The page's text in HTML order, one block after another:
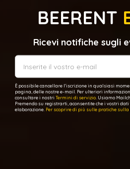
BEERENT
Ricevi notifiche sugli
È possibile cancellare l'iscrizione in qualsiasi
pagina, delle nostre e-mail. Per ulteriori
consultare i nostri Termini di servizio . Usiamo
Premendo su registrarti, aconsentite che i vostri
elaborazione. Per scoprire di più sulle pratiche